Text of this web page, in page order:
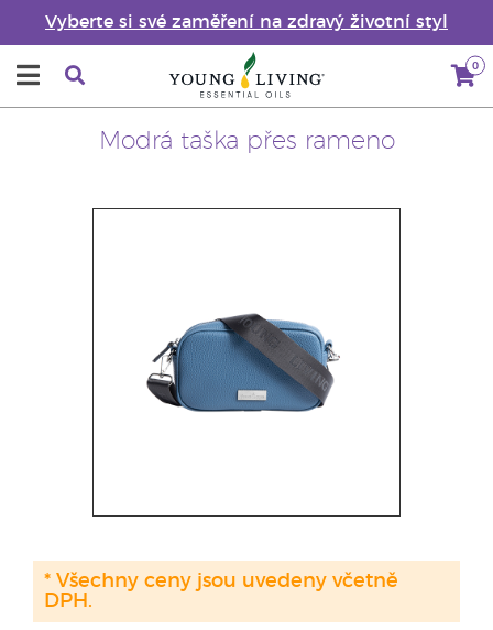
Vyberte si své zaměření na zdravý životní styl
0
Modrá taška přes rameno
* Všechny ceny jsou uvedeny včetně
DPH.